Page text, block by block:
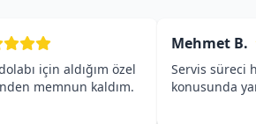
için aldığım özel
memnun kaldım.
Mehmet B.
Servis süreci
konusunda